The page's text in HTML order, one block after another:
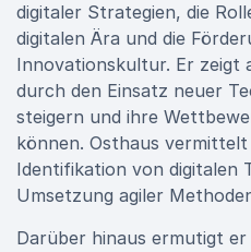
digitaler Strategien, die
digitalen Ära und die
Innovationskultur. Er zeigt
durch den Einsatz neuer
steigern und ihre
können. Osthaus
Identifikation von digitalen
Umsetzung agiler
Darüber hinaus ermutigt